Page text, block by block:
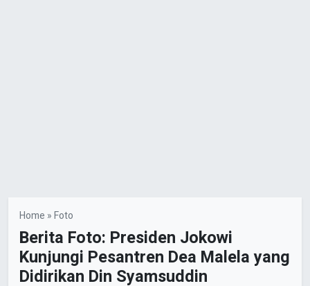
Home »Foto
Berita Foto: Presiden Jokowi
Kunjungi Pesantren Dea Malela yang
Didirikan Din Syamsuddin